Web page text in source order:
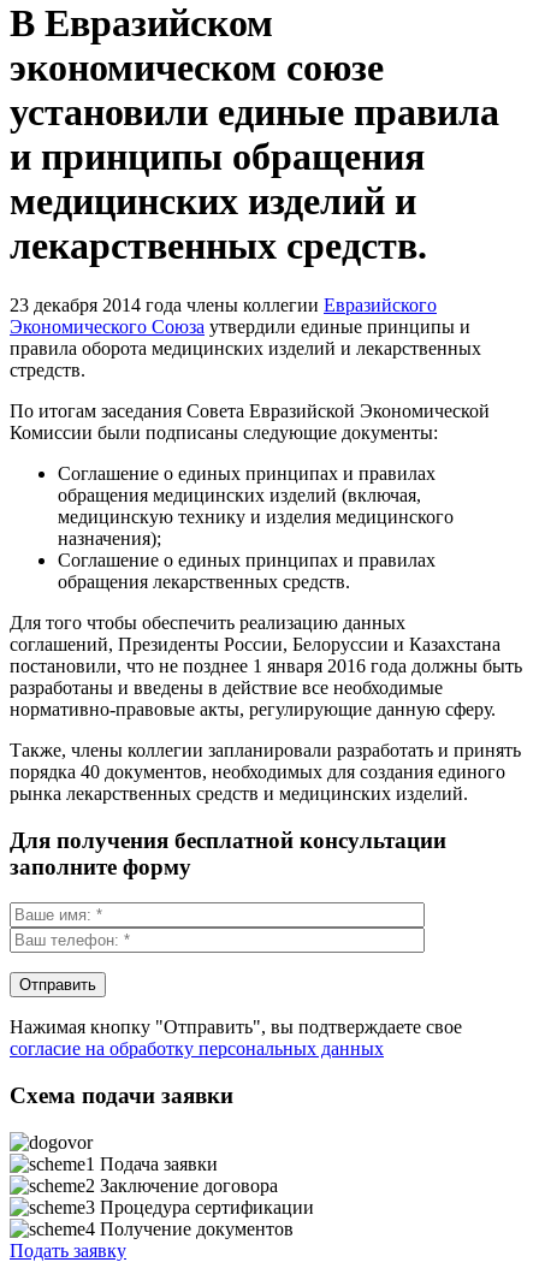
В Евразийском
экономическом союзе
установили единые правила
и принципы обращения
медицинских изделий и
лекарственных средств.
23 декабря 2014 года члены коллегии Евразийского
Экономического Союза утвердили единые принципы и
правила оборота медицинских изделий и лекарственных
стредств.
По итогам заседания Совета Евразийской Экономической
Комиссии были подписаны следующие документы:
Соглашение о единых принципах и правилах
обращения медицинских изделий (включая,
медицинскую технику и изделия медицинского
назначения);
Соглашение о единых принципах и правилах
обращения лекарственных средств.
Для того чтобы обеспечить реализацию данных
соглашений, Президенты России, Белоруссии и Казахстана
постановили, что не позднее 1 января 2016 года должны быть
разработаны и введены в действие все необходимые
нормативно-правовые акты, регулирующие данную сферу.
Также, члены коллегии запланировали разработать и принять
порядка 40 документов, необходимых для создания единого
рынка лекарственных средств и медицинских изделий.
Для получения бесплатной консультации
заполните форму
Нажимая кнопку "Отправить", вы подтверждаете свое
согласие на обработку персональных данных
Схема подачи заявки
Подача заявки
Заключение договора
Процедура сертификации
Получение документов
Подать заявку